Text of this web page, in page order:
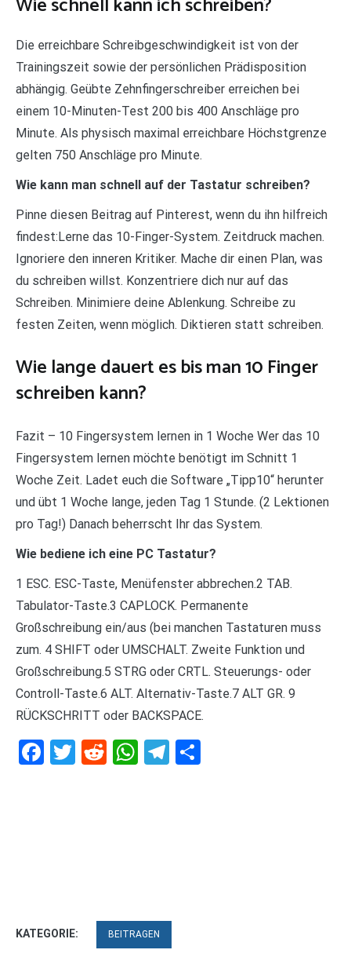
Die erreichbare Schreibgeschwindigkeit ist von der
Trainingszeit sowie der persönlichen Prädisposition
abhängig. Geübte Zehnfingerschreiber erreichen bei
einem 10-Minuten-Test 200 bis 400 Anschläge pro
Minute. Als physisch maximal erreichbare Höchstgrenze
gelten 750 Anschläge pro Minute.
Wie kann man schnell auf der Tastatur schreiben?
Pinne diesen Beitrag auf Pinterest, wenn du ihn hilfreich
findest:Lerne das 10-Finger-System. Zeitdruck machen.
Ignoriere den inneren Kritiker. Mache dir einen Plan, was
du schreiben willst. Konzentriere dich nur auf das
Schreiben. Minimiere deine Ablenkung. Schreibe zu
festen Zeiten, wenn möglich. Diktieren statt schreiben.
Wie lange dauert es bis man 10 Finger
schreiben kann?
Fazit – 10 Fingersystem lernen in 1 Woche Wer das 10
Fingersystem lernen möchte benötigt im Schnitt 1
Woche Zeit. Ladet euch die Software „Tipp10“ herunter
und übt 1 Woche lange, jeden Tag 1 Stunde. (2 Lektionen
pro Tag!) Danach beherrscht Ihr das System.
Wie bediene ich eine PC Tastatur?
1 ESC. ESC-Taste, Menüfenster abbrechen.2 TAB.
Tabulator-Taste.3 CAPLOCK. Permanente
Großschreibung ein/aus (bei manchen Tastaturen muss
zum. 4 SHIFT oder UMSCHALT. Zweite Funktion und
Großschreibung.5 STRG oder CRTL. Steuerungs- oder
Controll-Taste.6 ALT. Alternativ-Taste.7 ALT GR. 9
RÜCKSCHRITT oder BACKSPACE.
Facebook
Twitter
RedditWhatsApp
Telegram
KATEGORIE: BEITRAGEN